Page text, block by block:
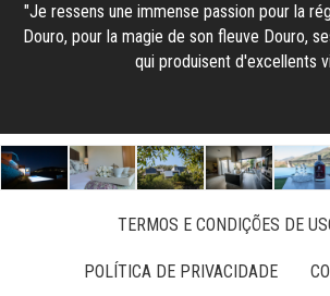
"Je ressens une immense passion pour la
Douro, pour la magie de son fleuve Douro,
qui produisent d'excellents
TERMOS E CONDIÇÕES DE
POLÍTICA DE PRIVACIDADE